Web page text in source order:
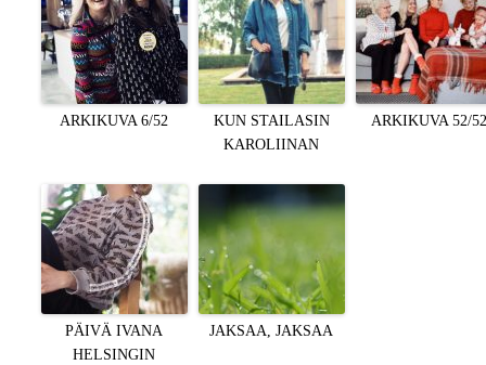
ARKIKUVA 6/52
KUN STAILASIN
KAROLIINAN
ARKIKUVA 52/52
PÄIVÄ IVANA
HELSINGIN
JAKSAA, JAKSAA